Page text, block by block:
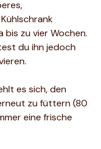
zu vier Wochen.
du ihn jedoch
es sich, den
zu füttern (80
eine frische